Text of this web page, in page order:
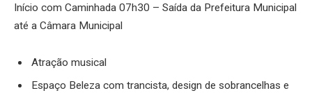
Início com Caminhada 07h30 – Saída da Prefeitura Municipal
até a Câmara Municipal
Atração musical
Espaço Beleza com trancista, design de sobrancelhas e